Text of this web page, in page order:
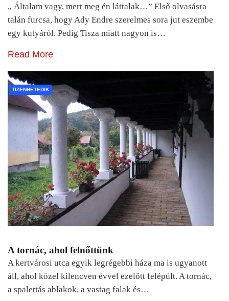
„ Általam vagy, mert meg én láttalak…” Első olvasásra
talán furcsa, hogy Ady Endre szerelmes sora jut eszembe
egy kutyáról. Pedig Tisza miatt nagyon is…
Read More
TIZENHETEDIK
A tornác, ahol felnőttünk
A kertvárosi utca egyik legrégebbi háza ma is ugyanott
áll, ahol közel kilencven évvel ezelőtt felépült. A tornác,
a spalettás ablakok, a vastag falak és…